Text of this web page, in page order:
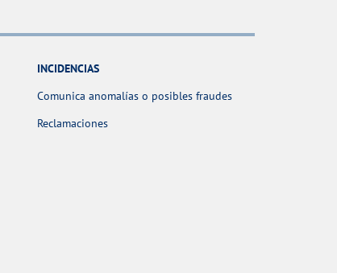
INCIDENCIAS
Comunica anomalías o posibles fraudes
Reclamaciones